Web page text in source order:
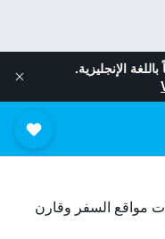
الإنجليزية.
مواقع السفر وقارن